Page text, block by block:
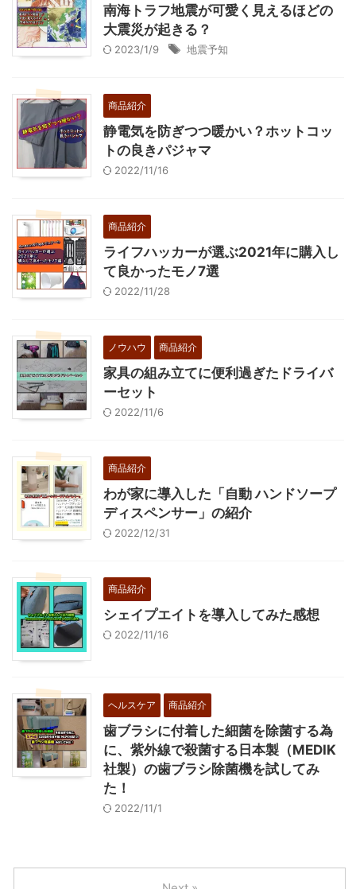
南海トラフ地震が可愛く見えるほどの
大震災が起きる？
2023/1/9 地震予知
商品紹介
静電気を防ぎつつ暖かい？ホットコッ
トの良きパジャマ
2022/11/16
商品紹介
ライフハッカーが選ぶ2021年に購入し
て良かったモノ7選
2022/11/28
ノウハウ 商品紹介
家具の組み立てに便利過ぎたドライバ
ーセット
2022/11/6
商品紹介
わが家に導入した「自動 ハンドソープ
ディスペンサー」の紹介
2022/12/31
商品紹介
シェイプエイトを導入してみた感想
2022/11/16
ヘルスケア 商品紹介
歯ブラシに付着した細菌を除菌する為
に、紫外線で殺菌する日本製（MEDIK
社製）の歯ブラシ除菌機を試してみ
た！
2022/11/1